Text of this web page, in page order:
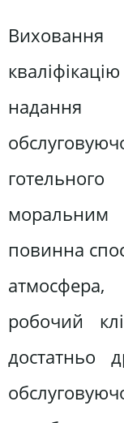
надання
моральним
повинна
атмосфера,
робочий
достатньо